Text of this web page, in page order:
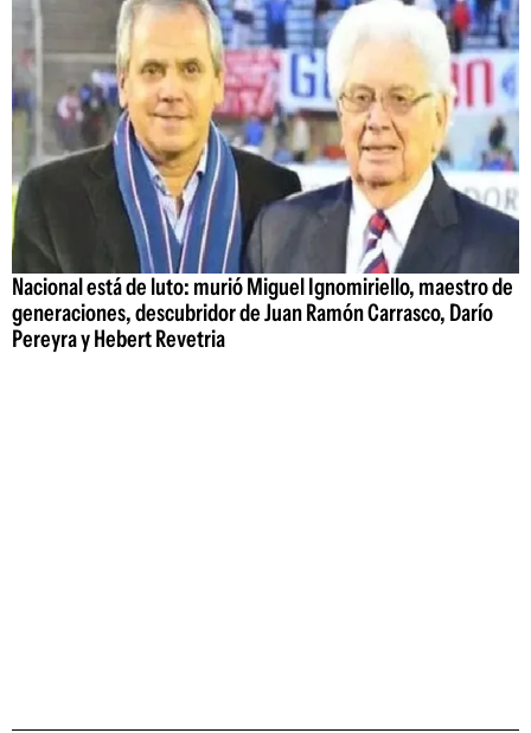
Nacional está de luto: murió Miguel Ignomiriello, maestro de
generaciones, descubridor de Juan Ramón Carrasco, Darío
Pereyra y Hebert Revetria